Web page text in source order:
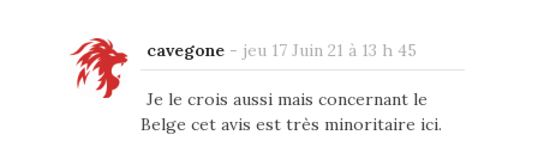
cavegone- jeu 17 Juin 21 à 13 h 45
Je le crois aussi mais concernant le
Belge cet avis est très minoritaire ici.